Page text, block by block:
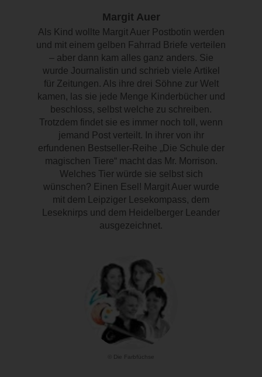
Margit Auer
Als Kind wollte Margit Auer Postbotin werden
und mit einem gelben Fahrrad Briefe verteilen
– aber dann kam alles ganz anders. Sie
wurde Journalistin und schrieb viele Artikel
für Zeitungen. Als ihre drei Söhne zur Welt
kamen, las sie jede Menge Kinderbücher und
beschloss, selbst welche zu schreiben.
Trotzdem findet sie es immer noch toll, wenn
jemand Post verteilt. In ihrer von ihr
erfundenen Bestseller-Reihe „Die Schule der
magischen Tiere“ macht das Mr. Morrison.
Welches Tier würde sie selbst sich
wünschen? Einen Esel! Margit Auer wurde
mit dem Leipziger Lesekompass, dem
Leseknirps und dem Heidelberger Leander
ausgezeichnet.
© Die Farbfüchse